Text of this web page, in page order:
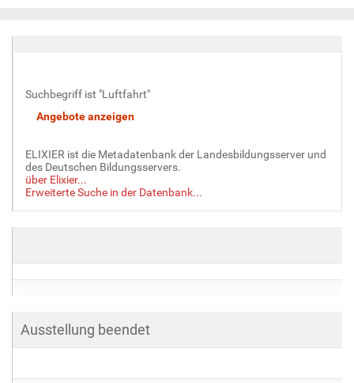
Suchbegriff ist "Luftfahrt"
ELIXIER ist die Metadatenbank der Landesbildungsserver und
des Deutschen Bildungsservers.
über Elixier...
Erweiterte Suche in der Datenbank...
Ausstellung beendet